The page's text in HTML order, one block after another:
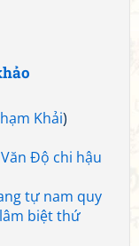
Khải)
Độ chi hậu
tự nam quy
biệt thứ